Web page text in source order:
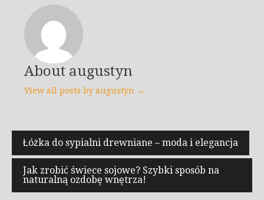
About augustyn
View all posts by augustyn →
Nawigacja
wpisu
Łóżka do sypialni drewniane – moda i elegancja
Jak zrobić świece sojowe? Szybki sposób na
naturalną ozdobę wnętrza!